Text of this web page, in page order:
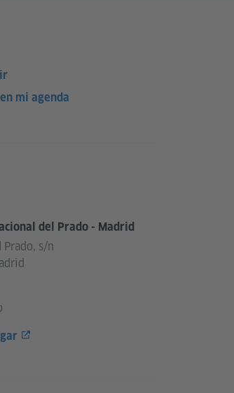
mi agenda
del Prado - Madrid
Prado, s/n